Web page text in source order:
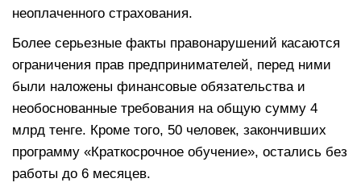
неоплаченного страхования.
Более серьезные факты правонарушений касаются
ограничения прав предпринимателей, перед ними
были наложены финансовые обязательства и
необоснованные требования на общую сумму 4
млрд тенге. Кроме того, 50 человек, закончивших
программу «Краткосрочное обучение», остались без
работы до 6 месяцев.